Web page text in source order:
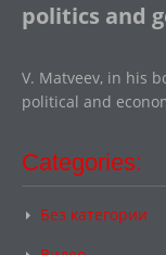
politics and
V. Matveev, in his
political and
Categories:
Без категории